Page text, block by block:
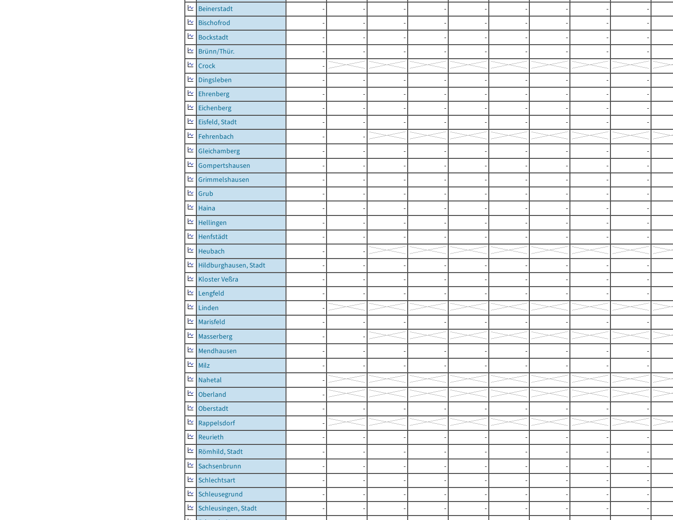
Beinerstadt
- - - - - - - -
-
Bischofrod
- - - - - - - -
-
Bockstadt
- - - - - - - -
-
Brünn/Thür.
- - - - - - - -
-
Crock
-
Dingsleben
- - - - - - - -
-
Ehrenberg
- - - - - - - -
-
Eichenberg
- - - - - - - -
-
Eisfeld, Stadt
- - - - - - - -
-
Fehrenbach
-
-
Gleichamberg
- - - - - - - -
-
Gompertshausen
- - - - - - - -
-
Grimmelshausen
- - - - - - - -
-
Grub
- - - - - - - -
-
Haina
- - - - - - - -
-
Hellingen
- - - - - - - -
-
Henfstädt
- - - - - - - -
-
Heubach
-
-
Hildburghausen, Stadt
- - - - - - - -
-
Kloster Veßra
- - - - - - - -
-
Lengfeld
- - - - - - - -
-
Linden
-
Marisfeld
- - - - - - - -
-
Masserberg
-
-
Mendhausen
- - - - - - - -
-
Milz
- - - - - - - -
-
Nahetal
-
Oberland
-
Oberstadt
- - - - - - - -
-
Rappelsdorf
-
Reurieth
- - - - - - - -
-
Römhild, Stadt
- - - - - - - -
-
Sachsenbrunn
- - - - - - - -
-
Schlechtsart
- - - - - - - -
-
Schleusegrund
- - - - - - - -
-
Schleusingen, Stadt
- - - - - - - -
-